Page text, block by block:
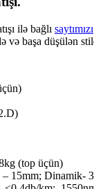
ilə bağlı saytımızı
və başa düşülən
(top üçün)
– 15mm; Dinamik-